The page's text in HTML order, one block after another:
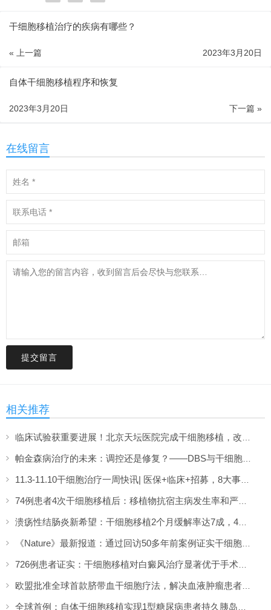
干细胞移植治疗的疾病有哪些？
« 上一篇 2023年3月20日
自体干细胞移植程序和恢复
下一篇 »
2023年3月20日
在线留言
提交留言
相关推荐